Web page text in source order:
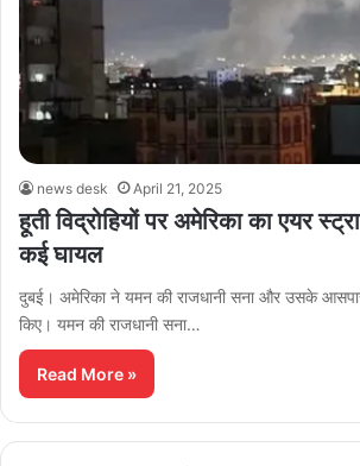
news desk April 21, 2025
हूती विद्रोहियों पर अमेरिका का एयर
कई घायल
दुबई। अमेरिका ने यमन की राजधानी सना और उसके
किए। यमन की राजधानी सना…
Read More »